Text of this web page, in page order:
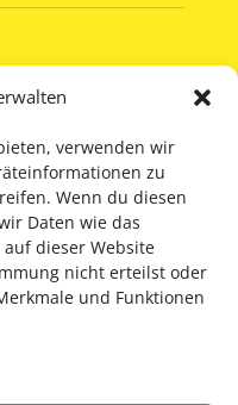
verwenden wir
zu
Wenn du diesen
Daten wie das
dieser Website
nicht erteilst oder
und Funktionen